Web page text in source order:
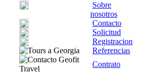
Sobre
nosotros
Contacto
Solicitud
Registracion
Referencias
Contrato